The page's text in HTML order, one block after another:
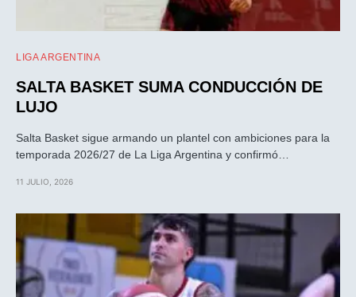
LIGA ARGENTINA
SALTA BASKET SUMA CONDUCCIÓN DE
LUJO
Salta Basket sigue armando un plantel con ambiciones para la
temporada 2026/27 de La Liga Argentina y confirmó…
11 JULIO, 2026